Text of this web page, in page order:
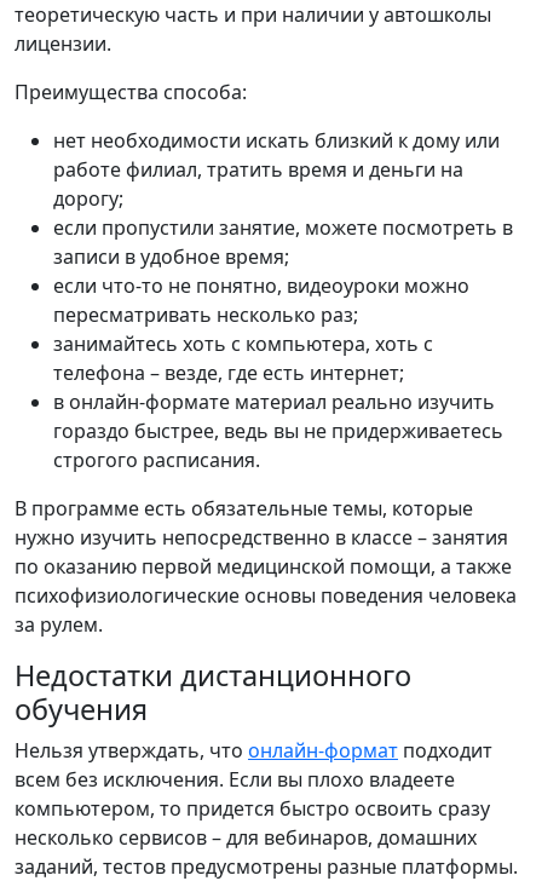
теоретическую часть и при наличии у автошколы
лицензии.
Преимущества способа:
нет необходимости искать близкий к дому или
работе филиал, тратить время и деньги на
дорогу;
если пропустили занятие, можете посмотреть в
записи в удобное время;
если что-то не понятно, видеоуроки можно
пересматривать несколько раз;
занимайтесь хоть с компьютера, хоть с
телефона – везде, где есть интернет;
в онлайн-формате материал реально изучить
гораздо быстрее, ведь вы не придерживаетесь
строгого расписания.
В программе есть обязательные темы, которые
нужно изучить непосредственно в классе – занятия
по оказанию первой медицинской помощи, а также
психофизиологические основы поведения человека
за рулем.
Недостатки дистанционного
обучения
Нельзя утверждать, что онлайн-формат подходит
всем без исключения. Если вы плохо владеете
компьютером, то придется быстро освоить сразу
несколько сервисов – для вебинаров, домашних
заданий, тестов предусмотрены разные платформы.